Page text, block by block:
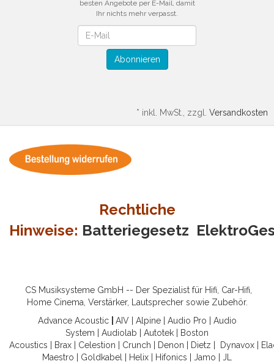
besten Angebote per E-Mail, damit
Ihr nichts mehr verpasst.
Abonnieren
* inkl. MwSt., zzgl. Versandkosten
Rechtliche
Hinweise: Batteriegesetz
CS Musiksysteme GmbH -- Der Spezialist für Hifi, Car-Hifi,
Home Cinema, Verstärker, Lautsprecher sowie Zubehör.
Advance Acoustic
AIV| Alpine| Audio Pro
Audio
System
Audiolab Autotek
Boston
Acoustics
Brax Celestion Crunch Denon Dietz Dynavox
Maestro
Goldkabel Helix Hifonics Jamo
JL